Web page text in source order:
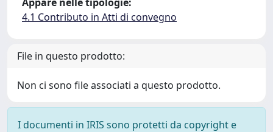
4.1 Contributo in Atti di convegno
File in questo prodotto:
Non ci sono file associati a questo prodotto.
I documenti in IRIS sono protetti da copyright e